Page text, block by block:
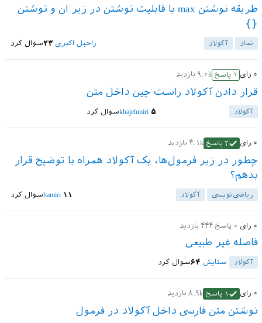
طریقه نوشتن max با قابلیت نوشتن در زیر ان و نوشتن
{}
نماد آکولاد سوال کرد راحیل اکبری ۲۳
۰ رای ۱ پاسخ ۹.۰k بازدید
قرار دادن آکولاد راست چین داخل متن
آکولاد سوال کردkhajehmiri ۵
۰ رای ۲ پاسخ ۴.۱k بازدید
چطور در زیر فرمول‌ها، یک آکولاد همراه با توضیح قرار
بدهم؟
ریاضی‌نویسی آکولاد سوال کردhamiri ۱۱
۰ رای ۰ پاسخ ۴۴۴ بازدید
فاصله غیر طبیعی
آکولاد سوال کرد ستایش ۶۴
۰ رای ۱ پاسخ ۸.۹k بازدید
نوشتن متن فارسی داخل آکولاد در فرمول